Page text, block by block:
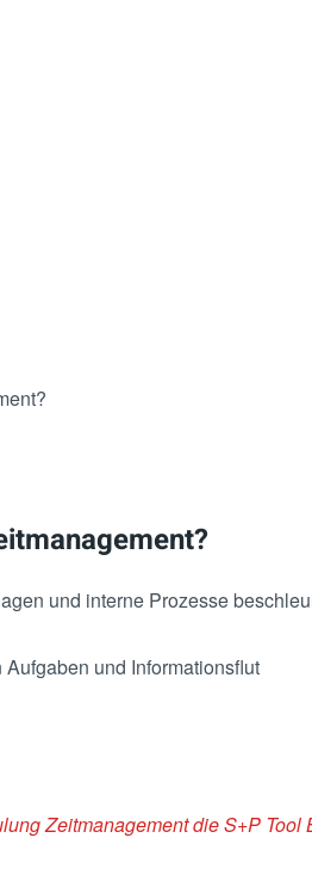
und interne Prozesse
und Informationsflut
Zeitmanagement die S+P Tool